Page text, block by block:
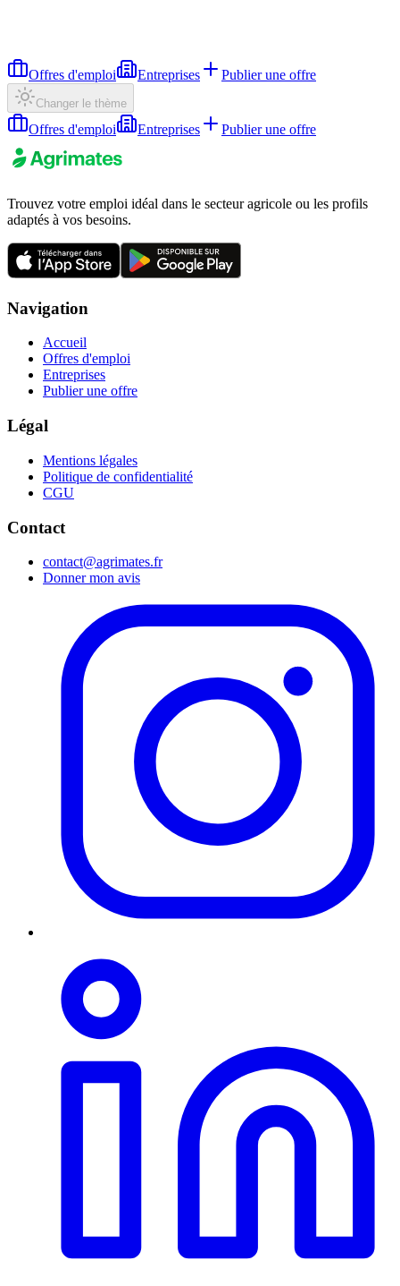
Offres d'emploi Entreprises Publier une offre
Changer le thème
Offres d'emploi Entreprises Publier une offre
Trouvez votre emploi idéal dans le secteur agricole ou les profils
adaptés à vos besoins.
Navigation
Accueil
Offres d'emploi
Entreprises
Publier une offre
Légal
Mentions légales
Politique de confidentialité
CGU
Contact
contact@agrimates.fr
Donner mon avis